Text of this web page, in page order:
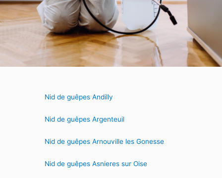
Nid de guêpes Andilly
Nid de guêpes Argenteuil
Nid de guêpes Arnouville les Gonesse
Nid de guêpes Asnieres sur Oise